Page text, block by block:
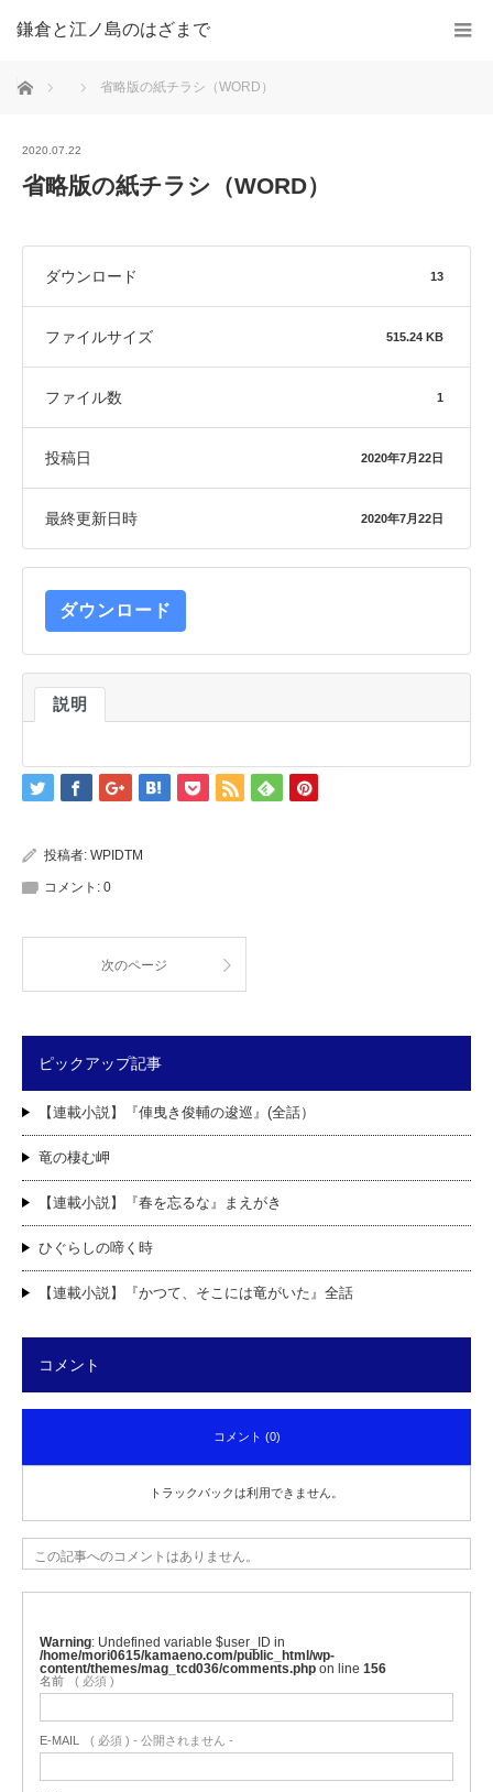
鎌倉と江ノ島のはざまで
ホーム 省略版の紙チラシ（WORD）
2020.07.22
省略版の紙チラシ（WORD）
ダウンロード 13
ファイルサイズ 515.24 KB
ファイル数 1
投稿日 2020年7月22日
最終更新日時 2020年7月22日
ダウンロード
説明
投稿者: WPIDTM
コメント: 0
次のページ
ピックアップ記事
【連載小説】『俥曳き俊輔の逡巡』(全話）
竜の棲む岬
【連載小説】『春を忘るな』まえがき
ひぐらしの啼く時
【連載小説】『かつて、そこには竜がいた』全話
コメント
コメント (0)
トラックバックは利用できません。
この記事へのコメントはありません。
Warning : Undefined variable $user_ID in
/home/mori0615/kamaeno.com/public_html/wp-
content/themes/mag_tcd036/comments.php on line 156
名前 ( 必須 )
E-MAIL ( 必須 ) - 公開されません -